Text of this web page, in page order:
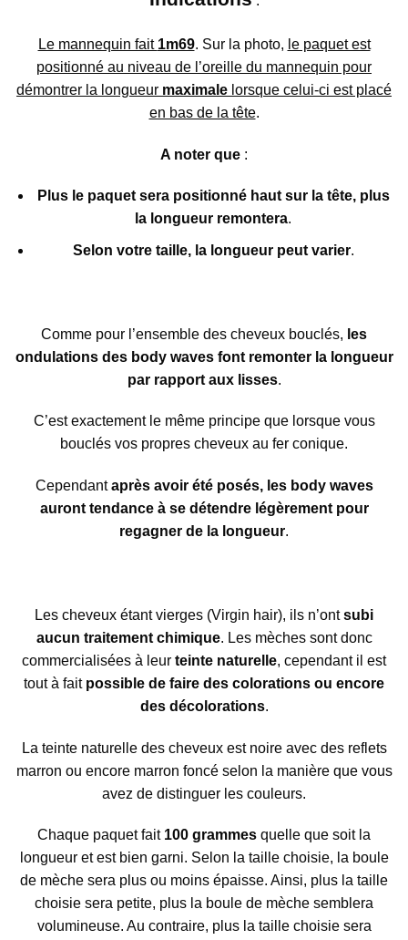
Le mannequin fait 1m69. Sur la photo, le paquet est
positionné au niveau de l’oreille du mannequin pour
démontrer la longueur maximale lorsque celui-ci est placé
en bas de la tête.
A noter que :
Plus le paquet sera positionné haut sur la tête, plus
la longueur remontera.
Selon votre taille, la longueur peut varier.
Comme pour l’ensemble des cheveux bouclés, les
ondulations des body waves font remonter la longueur
par rapport aux lisses.
C’est exactement le même principe que lorsque vous
bouclés vos propres cheveux au fer conique.
Cependantaprès avoir été posés, les body waves
auront tendance à se détendre légèrement pour
regagner de la longueur.
Les cheveux étant vierges (Virgin hair), ils n’ontsubi
aucun traitement chimique. Les mèches sont donc
commercialisées à leur teinte naturelle, cependant il est
tout à fait possible de faire des colorations ou encore
des décolorations.
La teinte naturelle des cheveux est noire avec des reflets
marron ou encore marron foncé selon la manière que vous
avez de distinguer les couleurs.
Chaque paquet fait 100 grammes quelle que soit la
longueur et est bien garni. Selon la taille choisie, la boule
de mèche sera plus ou moins épaisse. Ainsi, plus la taille
choisie sera petite, plus la boule de mèche semblera
volumineuse. Au contraire, plus la taille choisie sera